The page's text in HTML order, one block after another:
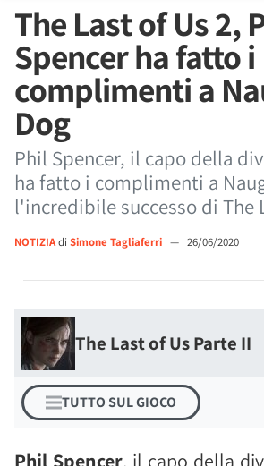
The Last of Us 2,
Spencer ha fatto i
complimenti a
Dog
Phil Spencer, il capo della
ha fatto i complimenti a
l'incredibile successo di The
NOTIZIAdi Simone Tagliaferri — 26/06/2020
The Last of Us Parte II
TUTTO SUL GIOCO
Phil Spencer, il capo della